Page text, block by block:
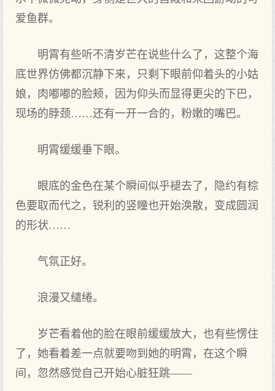
爱鱼群。
明霄有些听不清岁芒在说些什么了，这整个海
底世界仿佛都沉静下来，只剩下眼前仰着头的小姑
娘，肉嘟嘟的脸颊，因为仰头而显得更尖的下巴，
现场的脖颈……还有一开一合的，粉嫩的嘴巴。
明霄缓缓垂下眼。
眼底的金色在某个瞬间似乎褪去了，隐约有棕
色要取而代之，锐利的竖瞳也开始涣散，变成圆润
的形状……
气氛正好。
浪漫又缱绻。
岁芒看着他的脸在眼前缓缓放大，也有些愣住
了，她看着差一点就要吻到她的明霄，在这个瞬
间，忽然感觉自己开始心脏狂跳——